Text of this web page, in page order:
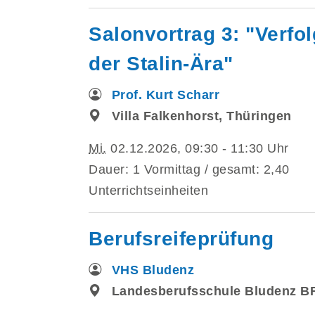
Salonvortrag 3:
der Stalin-Ära"
Prof. Kurt Scharr
Villa Falkenhorst, Thüringen
Mi. 02.12.2026, 09:30 - 11:30 Uhr
Dauer: 1 Vormittag / gesamt: 2,40
Unterrichtseinheiten
Berufsreifeprüfung
VHS Bludenz
Landesberufsschule Bludenz